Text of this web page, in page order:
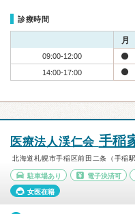
診療時間
月
09:00-12:00
14:00-17:00
医療法人渓仁会 手稲
北海道札幌市手稲区前田二条（手稲駅
駐車場あり 電子決済可
女医在籍